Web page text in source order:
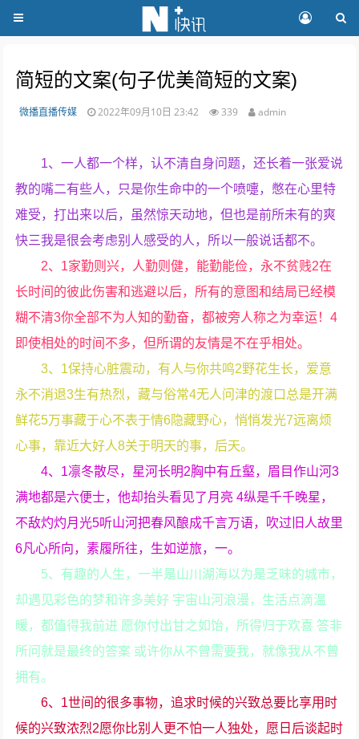
简短的文案(句子优美简短的文案)
微播直播传媒 2022年09月10日 23:42 339 admin
1、一人都一个样，认不清自身问题，还长着一张爱说
教的嘴二有些人，只是你生命中的一个喷嚏，憋在心里特
难受，打出来以后，虽然惊天动地，但也是前所未有的爽
快三我是很会考虑别人感受的人，所以一般说话都不。
2、1家勤则兴，人勤则健，能勤能俭，永不贫贱2在
长时间的彼此伤害和逃避以后，所有的意图和结局已经模
糊不清3你全部不为人知的勤奋，都被旁人称之为幸运！4
即使相处的时间不多，但所谓的友情是不在乎相处。
3、1保持心脏震动，有人与你共鸣2野花生长，爱意
永不消退3生有热烈，藏与俗常4无人问津的渡口总是开满
鲜花5万事藏于心不表于情6隐藏野心，悄悄发光7远离烦
心事，靠近大好人8关于明天的事，后天。
4、1凛冬散尽，星河长明2胸中有丘壑，眉目作山河3
满地都是六便士，他却抬头看见了月亮 4纵是千千晚星，
不敌灼灼月光5听山河把春风酿成千言万语，吹过旧人故里
6凡心所向，素履所往，生如逆旅，一。
5、有趣的人生，一半是山川湖海以为是乏味的城市，
却遇见彩色的梦和许多美好 宇宙山河浪漫，生活点滴温
暖，都值得我前进 愿你付出甘之如饴，所得归于欢喜 答非
所问就是最终的答案 或许你从不曾需要我，就像我从不曾
拥有。
6、1世间的很多事物，追求时候的兴致总要比享用时
候的兴致浓烈2愿你比别人更不怕一人独处，愿日后谈起时